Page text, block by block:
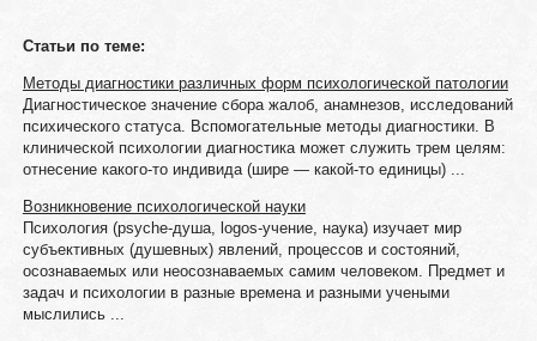
Статьи по теме:
Методы диагностики различных форм психологической патологии
Диагностическое значение сбора жалоб, анамнезов, исследований
психического статуса. Вспомогательные методы диагностики. В
клинической психологии диагностика может служить трем целям:
отнесение какого-то индивида (шире — какой-то единицы) ...
Возникновение психологической науки
Психология (рsyche-душа, logos-учение, наука) изучает мир
субъективных (душевных) явлений, процессов и состояний,
осознаваемых или неосознаваемых самим человеком. Предмет и
задач и психологии в разные времена и разными учеными
мыслились ...